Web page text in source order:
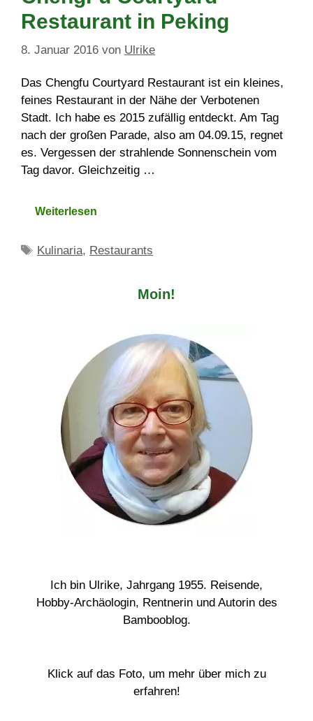
Restaurant in Peking
8. Januar 2016 von Ulrike
Das Chengfu Courtyard Restaurant ist ein kleines,
feines Restaurant in der Nähe der Verbotenen
Stadt. Ich habe es 2015 zufällig entdeckt. Am Tag
nach der großen Parade, also am 04.09.15, regnet
es. Vergessen der strahlende Sonnenschein vom
Tag davor. Gleichzeitig …
Weiterlesen
Schlagwörter
Kulinaria, Restaurants
Moin!
Ich bin Ulrike, Jahrgang 1955. Reisende,
Hobby-Archäologin, Rentnerin und Autorin des
Bambooblog.
Klick auf das Foto, um mehr über mich zu
erfahren!